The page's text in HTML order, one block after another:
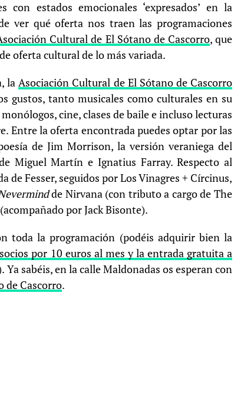
estados emocionales ‘expresados’ en la
ver qué oferta nos traen las programaciones
Cultural de El Sótano de Cascorro, que
oferta cultural de lo más variada.
laAsociación Cultural de El Sótano de Cascorro
gustos, tanto musicales como culturales en su
cine, clases de baile e incluso lecturas
Entre la oferta encontrada puedes optar por las
de Jim Morrison, la versión veraniega del
Miguel Martín e Ignatius Farray. Respecto al
de Fesser, seguidos por Los Vinagres + Círcinus,
de Nirvana (con tributo a cargo de The
por Jack Bisonte).
toda la programación (podéis adquirir bien la
por 10 euros al mes y la entrada gratuita a
Ya sabéis, en la calle Maldonadas os esperan con
de Cascorro.